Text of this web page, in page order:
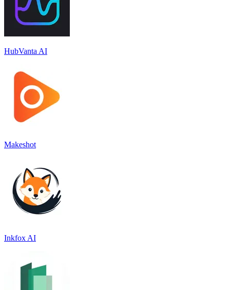
HubVanta AI
Makeshot
Inkfox AI